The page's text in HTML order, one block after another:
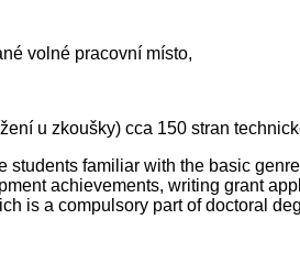
volné pracovní místo,
u zkoušky) cca 150 stran
familiar with the basic
achievements, writing grant
is a compulsory part of doctoral